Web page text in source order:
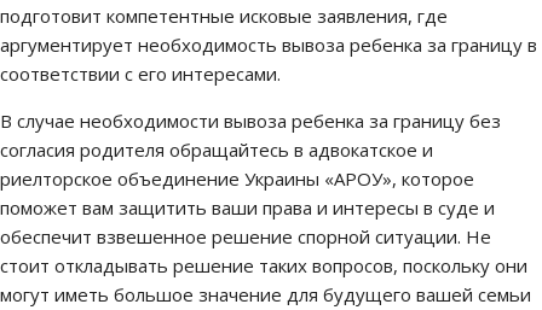
подготовит компетентные исковые заявления, где
аргументирует необходимость вывоза ребенка за границу в
соответствии с его интересами.
В случае необходимости вывоза ребенка за границу без
согласия родителя обращайтесь в адвокатское и
риелторское объединение Украины «АРОУ», которое
поможет вам защитить ваши права и интересы в суде и
обеспечит взвешенное решение спорной ситуации. Не
стоит откладывать решение таких вопросов, поскольку они
могут иметь большое значение для будущего вашей семьи